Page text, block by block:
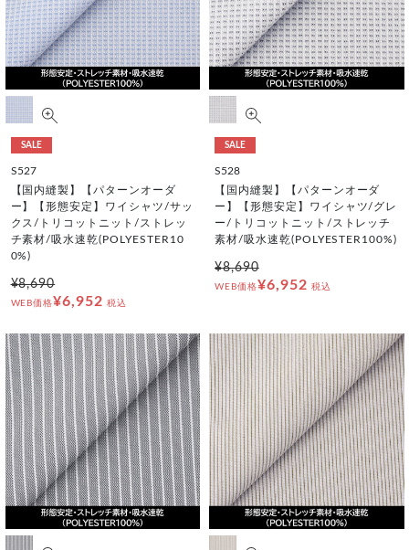
SALE
S527
【国内縫製】【パターンオーダ
ー】【形態安定】ワイシャツ/サッ
クス/トリコットニット/ストレッ
チ素材/吸水速乾(POLYESTER10
0%)
¥8,690
WEB価格¥6,952 税込
SALE
S528
【国内縫製】【パターンオーダ
ー】【形態安定】ワイシャツ/グレ
ー/トリコットニット/ストレッチ
素材/吸水速乾(POLYESTER100%)
¥8,690
WEB価格¥6,952 税込